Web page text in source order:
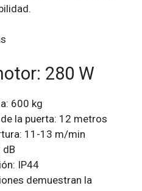
280 W
600 kg
la puerta: 12 metros
11-13 m/min
dB
IP44
demuestran la